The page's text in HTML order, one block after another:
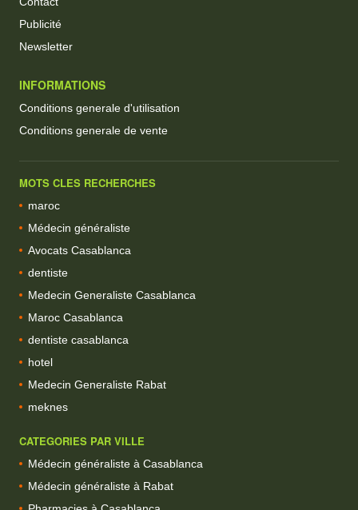
Publicité
Newsletter
INFORMATIONS
Conditions generale d'utilisation
Conditions generale de vente
MOTS CLES RECHERCHES
maroc
Médecin généraliste
Avocats Casablanca
dentiste
Medecin Generaliste Casablanca
Maroc Casablanca
dentiste casablanca
hotel
Medecin Generaliste Rabat
meknes
CATEGORIES PAR VILLE
Médecin généraliste à Casablanca
Médecin généraliste à Rabat